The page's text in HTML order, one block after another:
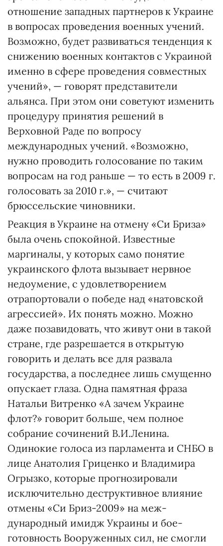
отношение западных партнеров к Украине
в вопросах проведения военных учений.
Возможно, будет развиваться тенденция к
снижению военных контактов с Украиной
именно в сфере проведения совместных
учений», — говорят представители
альянса. При этом они советуют изменить
процедуру принятия решений в
Верховной Раде по вопросу
международных учений. «Возможно,
нужно проводить голосование по таким
вопросам на год раньше — то есть в 2009 г.
голосовать за 2010 г.», — считают
брюссельские чиновники.
Реакция в Украине на отмену «Си Бриза»
была очень спокойной. Извест­ные
маргиналы, у которых само понятие
украинского флота вызывает нервное
недоумение, с удовлетворением
отрапортовали о победе над «натовской
агрессией». Их понять можно. Можно
даже позавидовать, что живут они в такой
стране, где разрешается в открытую
говорить и делать все для раз­вала
государства, а последнее лишь смущенно
опускает глаза. Одна памятная фраза
Натальи Витренко «А зачем Украине
флот?» говорит больше, чем полное
собрание сочинений В.И.Ле­нина.
Одинокие голоса из парламента и СНБО в
лице Анатолия Гриценко и Владимира
Огрызко, которые прогнозировали
исключительно деструктивное влияние
отмены «Си Бриз-2009» на меж­
дународный имидж Украины и бое­
готовность Вооруженных сил, не смогли